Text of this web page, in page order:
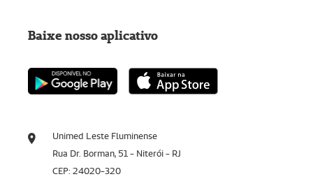
Unimed Leste Fluminense
Rua Dr. Borman, 51 - Niterói - RJ
CEP: 24020-320
Baixe nosso aplicativo